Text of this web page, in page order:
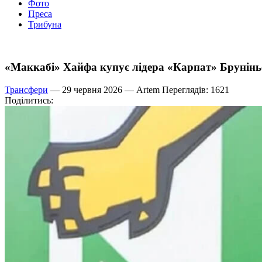
Фото
Преса
Трибуна
«Маккабі» Хайфа купує лідера «Карпат»
Трансфери — 29 червня 2026 — Artem Переглядів: 1621
Поділитись: